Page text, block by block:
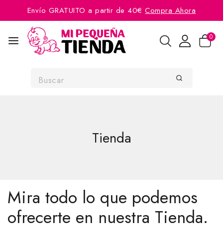
Envío GRATUITO a partir de 40€Compra Ahora
0
Tienda
Mira todo lo que podemos
ofrecerte en nuestra Tienda.